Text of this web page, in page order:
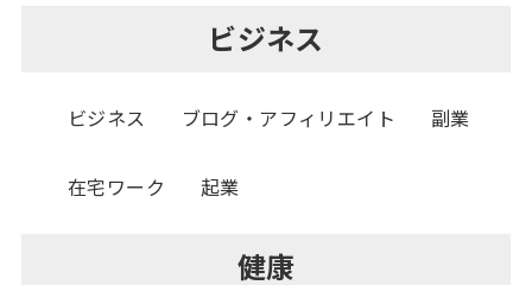
ビジネス
ビジネス ブログ・アフィリエイト 副業
在宅ワーク 起業
健康